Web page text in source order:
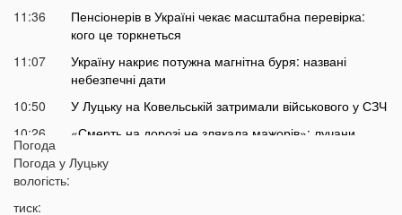
11:36
Пенсіонерів в Україні чекає масштабна перевірка:
кого це торкнеться
11:07
Україну накриє потужна магнітна буря: названі
небезпечні дати
10:50
У Луцьку на Ковельській затримали військового у СЗЧ
10:26
«Смерть на дорозі не злякала мажорів»: лучани
10:06
09:42
Погода
Погода у Луцьку
вологість:
тиск: